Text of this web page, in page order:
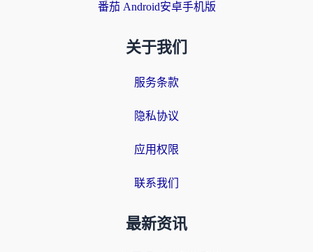
番茄 Android安卓手机版
关于我们
服务条款
隐私协议
应用权限
联系我们
最新资讯